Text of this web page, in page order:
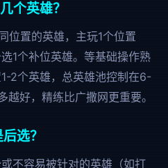
个英雄？
位置的英雄，主玩1个位置
1个补位英雄。等基础操作熟
2个英雄，总英雄池控制在6-
好，精练比广撒网更重要。
选？
不容易被针对的英雄（如打